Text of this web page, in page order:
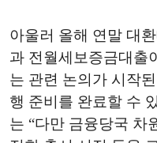
아울러 올해 연말 대
과 전월세보증금대출
는 관련 논의가 시작
행 준비를 완료할 수
는 “다만 금융당국 차